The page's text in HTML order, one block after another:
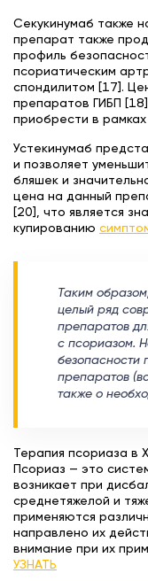
Секукинумаб также
препарат также
профиль
псориатическим
спондилитом [17].
препаратов ГИБП
приобрести в
Устекинумаб
и позволяет
бляшек и
цена на данный
[20], что является
купированию
Таким
целый ряд
препаратов
с псориазом.
безопасности
препаратов
также о
Терапия псориаза в
Псориаз — это
возникает при
среднетяжелой и
применяются
направлено их
внимание при их
УЗНАТЬ